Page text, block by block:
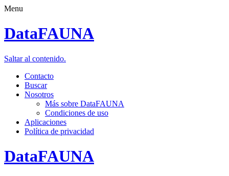
Menu
DataFAUNA
Saltar al contenido.
Contacto
Buscar
Nosotros
Más sobre DataFAUNA
Condiciones de uso
Aplicaciones
Política de privacidad
DataFAUNA